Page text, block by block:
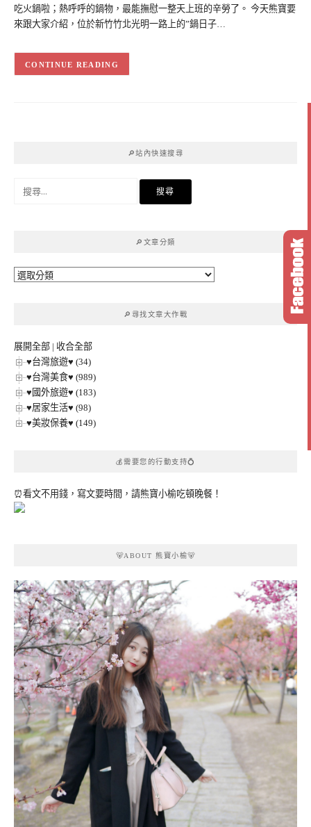
吃火鍋啦；熱呼呼的鍋物，最能撫慰一整天上班的辛勞了。 今天熊寶要
來跟大家介紹，位於新竹竹北光明一路上的”鍋日子…
CONTINUE READING
🔎站內快速搜尋
🔎文章分類
🔎
🔎尋找文章大作戰
展開全部 | 收合全部
♥台灣旅遊♥ (34)
♥台灣美食♥ (989)
♥國外旅遊♥ (183)
♥居家生活♥ (98)
♥美妝保養♥ (149)
💰需要您的行動支持💍
⏰看文不用錢，寫文要時間，請熊寶小榆吃頓晚餐！
🐻ABOUT 熊寶小榆🐻